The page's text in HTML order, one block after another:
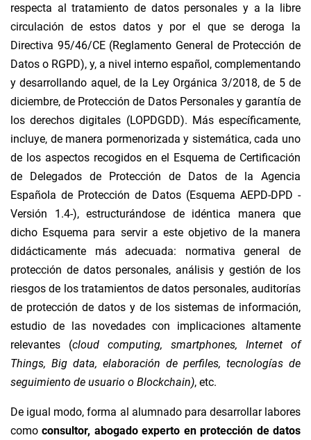
respecta al tratamiento de datos personales y a la libre
circulación de estos datos y por el que se deroga la
Directiva 95/46/CE (Reglamento General de Protección de
Datos o RGPD), y, a nivel interno español, complementando
y desarrollando aquel, de la Ley Orgánica 3/2018, de 5 de
diciembre, de Protección de Datos Personales y garantía de
los derechos digitales (LOPDGDD). Más específicamente,
incluye, de manera pormenorizada y sistemática, cada uno
de los aspectos recogidos en el Esquema de Certificación
de Delegados de Protección de Datos de la Agencia
Española de Protección de Datos (Esquema AEPD-DPD -
Versión 1.4-), estructurándose de idéntica manera que
dicho Esquema para servir a este objetivo de la manera
didácticamente más adecuada: normativa general de
protección de datos personales, análisis y gestión de los
riesgos de los tratamientos de datos personales, auditorías
de protección de datos y de los sistemas de información,
estudio de las novedades con implicaciones altamente
relevantes (cloud computing, smartphones, Internet of
Things, Big data, elaboración de perfiles, tecnologías de
seguimiento de usuario o Blockchain), etc.
De igual modo, forma al alumnado para desarrollar labores
comoconsultor, abogado experto en protección de datos